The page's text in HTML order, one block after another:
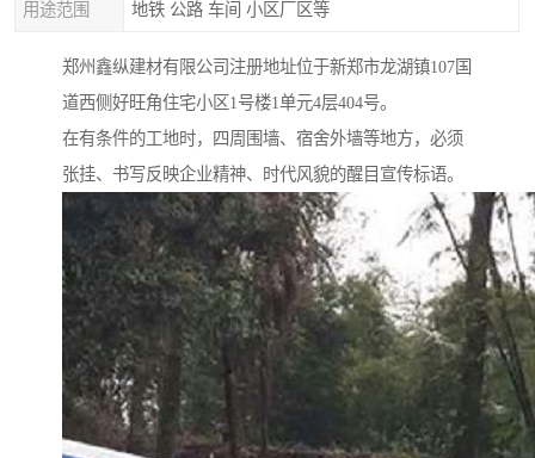
用途范围 地铁 公路 车间 小区厂区等
郑州鑫纵建材有限公司注册地址位于新郑市龙湖镇107国
道西侧好旺角住宅小区1号楼1单元4层404号。
在有条件的工地时，四周围墙、宿舍外墙等地方，必须
张挂、书写反映企业精神、时代风貌的醒目宣传标语。